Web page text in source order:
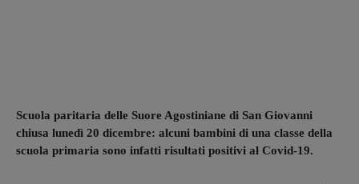
Scuola paritaria delle Suore Agostiniane di San Giovanni
chiusa lunedì 20 dicembre: alcuni bambini di una classe della
scuola primaria sono infatti risultati positivi al Covid-19.